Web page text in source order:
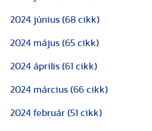
2024 június (68 cikk)
2024 május (65 cikk)
2024 április (61 cikk)
2024 március (66 cikk)
2024 február (51 cikk)